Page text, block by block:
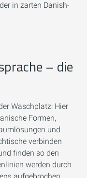
in zarten Danish-
– die
Waschplatz: Hier
Formen,
und
verbinden
finden so den
werden durch